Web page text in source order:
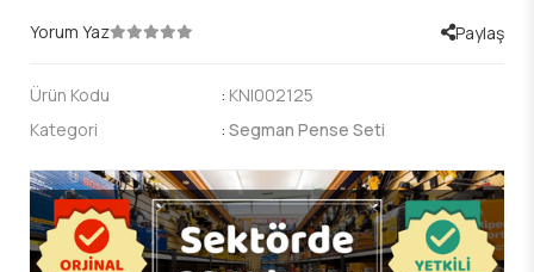
Yorum Yaz Paylaş
Ürün Kodu : KNI002125
Kategori
: Segman Pense Seti